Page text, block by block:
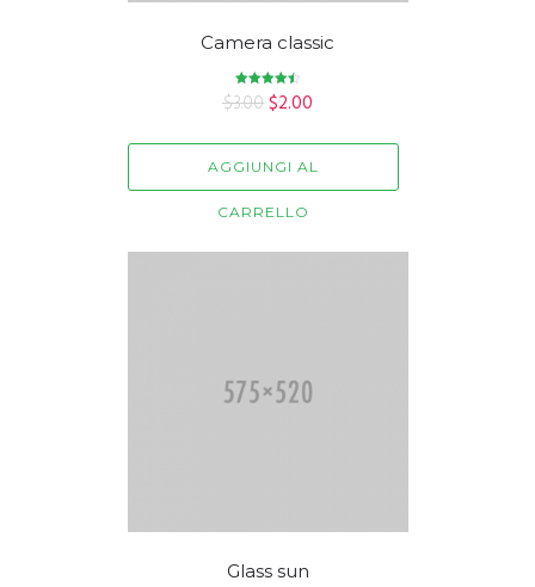
Camera classic
Valutato
4.50
$3.00$2.00
AGGIUNGI AL
CARRELLO
Glass sun